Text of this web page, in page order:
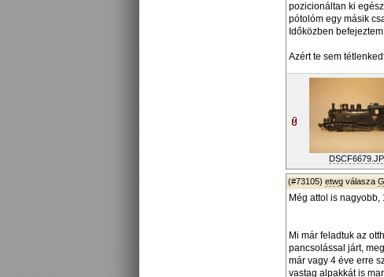
pozicionáltan ki
pótolóm egy másik
Időközben
Azért te sem
(#73105) etwg válasza
Még attol is
Mi már feladtuk az
pancsolással járt,
már vagy 4 éve erre
vastag alpakkát is